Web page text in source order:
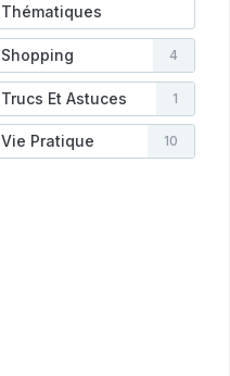
Thématiques
Shopping 4
Trucs Et Astuces 1
Vie Pratique 10